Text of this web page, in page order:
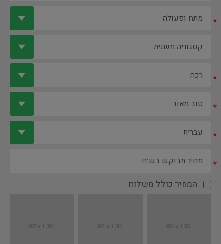
*
*
*
*
*
המחיר כולל משלוח